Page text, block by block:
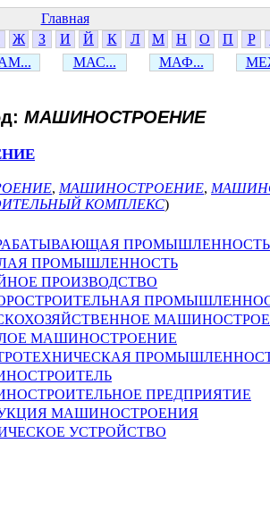
Главная
Ж З И Й К Л М Н О П Р
МАС... МАФ...
МАШИНОСТРОЕНИЕ
, МАШИНОСТРОЕНИЕ,
КОМПЛЕКС)
ПРОМЫШЛЕННОСТЬ
ПРОМЫШЛЕННОСТЬ
ПРОИЗВОДСТВО
МАШИНОСТРОЕНИЕ
ПРЕДПРИЯТИЕ
МАШИНОСТРОЕНИЯ
УСТРОЙСТВО